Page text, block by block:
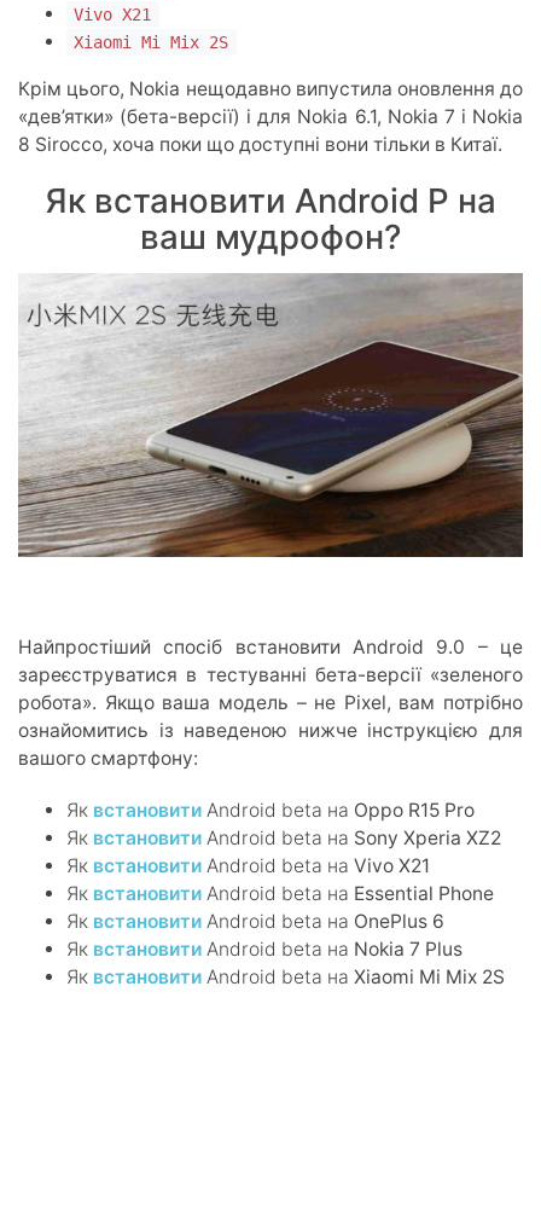
Vivo X21
Xiaomi Mi Mix 2S
Крім цього, Nokia нещодавно випустила оновлення до
«дев’ятки» (бета-версії) і для Nokia 6.1, Nokia 7 і Nokia
8 Sirocco, хоча поки що доступні вони тільки в Китаї.
Як встановити Android P на
ваш мудрофон?
Найпростіший спосіб встановити Android 9.0 – це
зареєструватися в тестуванні бета-версії «зеленого
робота». Якщо ваша модель – не Pixel, вам потрібно
ознайомитись із наведеною нижче інструкцією для
вашого смартфону:
Як встановити Android beta на Oppo R15 Pro
Як встановити Android beta на Sony Xperia XZ2
Як встановити Android beta на Vivo X21
Як встановити Android beta на Essential Phone
Як встановити Android beta на OnePlus 6
Як встановити Android beta на Nokia 7 Plus
Як встановити Android beta на Xiaomi Mi Mix 2S